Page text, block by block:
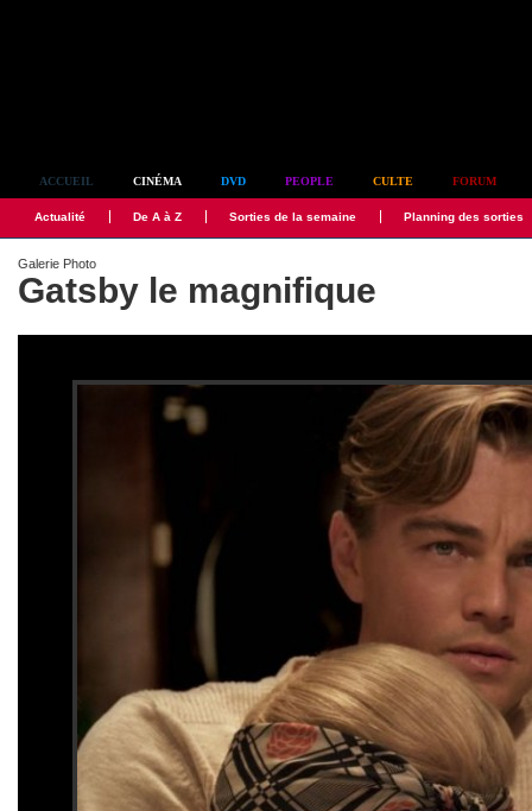
ACCUEIL CINÉMA DVD PEOPLE CULTE FORUM
Actualité De A à Z Sorties de la semaine Planning des sorties
Galerie Photo
Gatsby le magnifique